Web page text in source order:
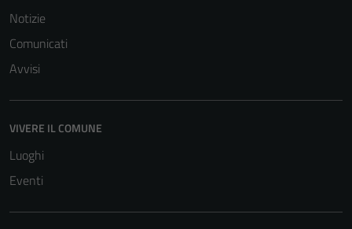
Notizie
Comunicati
Avvisi
VIVERE IL COMUNE
Luoghi
Eventi